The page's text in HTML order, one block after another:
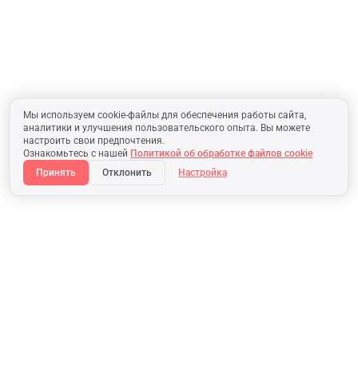
Мы используем cookie-файлы для обеспечения работы сайта,
аналитики и улучшения пользовательского опыта. Вы можете
настроить свои предпочтения.
Ознакомьтесь с нашей Политикой об обработке файлов cookie
Принять
Отклонить Настройка